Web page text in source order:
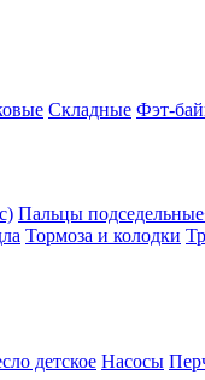
Складные Фэт-
Пальцы
Тормоза и колодки
детское Насосы